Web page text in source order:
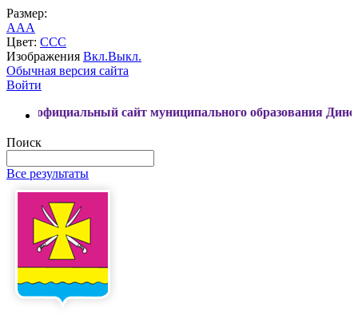
Размер:
AAA
Цвет: CCC
Изображения Вкл.Выкл.
Обычная версия сайта
Войти
сайт муниципального образования Динской район
Поиск
Все результаты